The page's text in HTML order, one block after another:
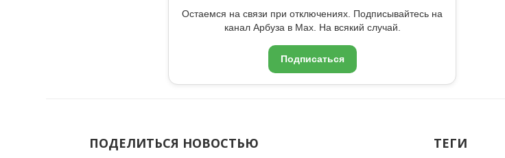
Остаемся на связи при отключениях. Подписывайтесь на
канал Арбуза в Max. На всякий случай.
Подписаться
ПОДЕЛИТЬСЯ НОВОСТЬЮ
ТЕГИ